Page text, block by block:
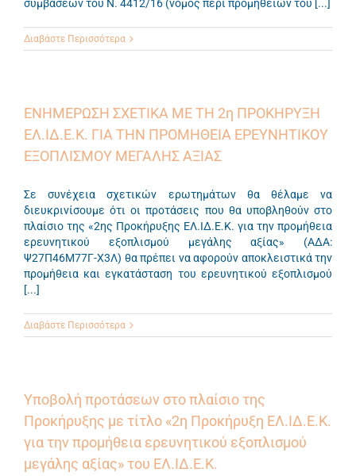
συμβάσεων του Ν. 4412/16 (νόμος περί προμηθειών του [...]
Διαβάστε Περισσότερα
ΕΝΗΜΕΡΩΣΗ ΣΧΕΤΙΚΑ ΜΕ ΤΗ 2η ΠΡΟΚΗΡΥΞΗ
ΕΛ.ΙΔ.Ε.Κ. ΓΙΑ ΤΗΝ ΠΡΟΜΗΘΕΙΑ ΕΡΕΥΝΗΤΙΚΟΥ
ΕΞΟΠΛΙΣΜΟΥ ΜΕΓΑΛΗΣ ΑΞΙΑΣ
Σε συνέχεια σχετικών ερωτημάτων θα θέλαμε να
διευκρινίσουμε ότι οι προτάσεις που θα υποβληθούν στο
πλαίσιο της «2ης Προκήρυξης ΕΛ.ΙΔ.Ε.Κ. για την προμήθεια
ερευνητικού εξοπλισμού μεγάλης αξίας» (ΑΔΑ:
Ψ27Π46Μ77Γ-Χ3Λ) θα πρέπει να αφορούν αποκλειστικά την
προμήθεια και εγκατάσταση του ερευνητικού εξοπλισμού
[...]
Διαβάστε Περισσότερα
Υποβολή προτάσεων στο πλαίσιο της
Προκήρυξης με τίτλο «2η Προκήρυξη ΕΛ.ΙΔ.Ε.Κ.
για την προμήθεια ερευνητικού εξοπλισμού
μεγάλης αξίας» του ΕΛ.ΙΔ.Ε.Κ.